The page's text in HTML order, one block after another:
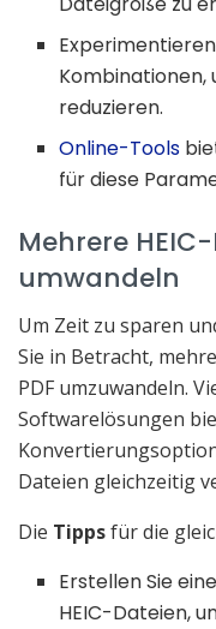
Kombinationen,
reduzieren.
Online-Tools
für diese
Mehrere
umwandeln
Um Zeit zu sparen
Sie in Betracht,
PDF umzuwandeln.
Softwarelösungen
Dateien gleichzeitig
Die Tippsfür die
Erstellen Sie
HEIC-Dateien,